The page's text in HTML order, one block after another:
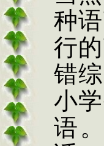
种
行
错
小
语